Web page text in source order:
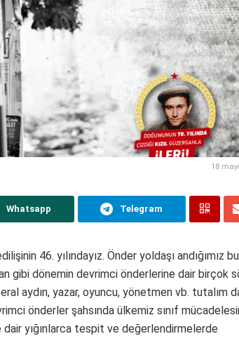
18
Whatsapp Telegram
46. yılındayız. Önder yoldaşı andığımız bu
gibi dönemin devrimci önderlerine dair birçok
aydın, yazar, oyuncu, yönetmen vb. tutalım
önderler şahsında ülkemiz sınıf
yığınlarca tespit ve değerlendirmelerde